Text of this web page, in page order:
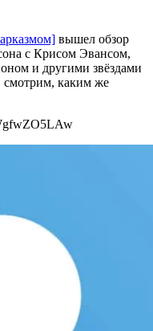
вышел обзор
с Крисом Эвансом,
и другими звёздами
смотрим, каким же